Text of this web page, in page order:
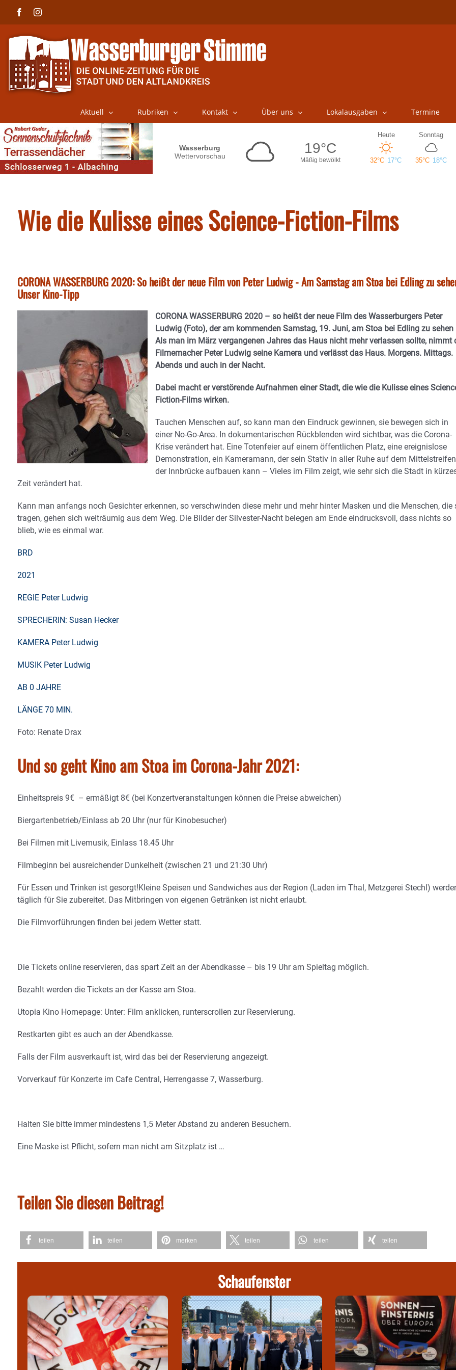
FacebookInstagram
Aktuell Rubriken Kontakt Über uns Lokalausgaben Termine
Wie die Kulisse eines Science-Fiction-Films
CORONA WASSERBURG 2020: So heißt der neue Film von Peter Ludwig - Am Samstag am Stoa bei Edling zu
Unser Kino-Tipp
CORONA WASSERBURG 2020 – so heißt der neue Film des Wasserburgers Peter
Ludwig (Foto), der am kommenden Samstag, 19. Juni, am Stoa bei Edling zu sehen
Als man im März vergangenen Jahres das Haus nicht mehr verlassen sollte, nimmt
Filmemacher Peter Ludwig seine Kamera und verlässt das Haus. Morgens. Mittags.
Abends und auch in der Nacht.
Dabei macht er verstörende Aufnahmen einer Stadt, die wie die Kulisse eines
Fiction-Films wirken.
Tauchen Menschen auf, so kann man den Eindruck gewinnen, sie bewegen sich in
einer No-Go-Area. In dokumentarischen Rückblenden wird sichtbar, was die Corona-
Krise verändert hat. Eine Totenfeier auf einem öffentlichen Platz, eine ereignislose
Demonstration, ein Kameramann, der sein Stativ in aller Ruhe auf dem Mittelstreifen
der Innbrücke aufbauen kann – Vieles im Film zeigt, wie sehr sich die Stadt in
Zeit verändert hat.
Kann man anfangs noch Gesichter erkennen, so verschwinden diese mehr und mehr hinter Masken und die Menschen, die
tragen, gehen sich weiträumig aus dem Weg. Die Bilder der Silvester-Nacht belegen am Ende eindrucksvoll, dass nichts so
blieb, wie es einmal war.
BRD
2021
REGIE Peter Ludwig
SPRECHERIN: Susan Hecker
KAMERA Peter Ludwig
MUSIK Peter Ludwig
AB 0 JAHRE
LÄNGE 70 MIN.
Foto: Renate Drax
Und so geht Kino am Stoa im Corona-Jahr 2021:
Einheitspreis 9€ – ermäßigt 8€ (bei Konzertveranstaltungen können die Preise abweichen)
Biergartenbetrieb/Einlass ab 20 Uhr (nur für Kinobesucher)
Bei Filmen mit Livemusik, Einlass 18.45 Uhr
Filmbeginn bei ausreichender Dunkelheit (zwischen 21 und 21:30 Uhr)
Für Essen und Trinken ist gesorgt!Kleine Speisen und Sandwiches aus der Region (Laden im Thal, Metzgerei Stechl)
täglich für Sie zubereitet. Das Mitbringen von eigenen Getränken ist nicht erlaubt.
Die Filmvorführungen finden bei jedem Wetter statt.
Die Tickets online reservieren, das spart Zeit an der Abendkasse – bis 19 Uhr am Spieltag möglich.
Bezahlt werden die Tickets an der Kasse am Stoa.
Utopia Kino Homepage: Unter: Film anklicken, runterscrollen zur Reservierung.
Restkarten gibt es auch an der Abendkasse.
Falls der Film ausverkauft ist, wird das bei der Reservierung angezeigt.
Vorverkauf für Konzerte im Cafe Central, Herrengasse 7, Wasserburg.
Halten Sie bitte immer mindestens 1,5 Meter Abstand zu anderen Besuchern.
Eine Maske ist Pflicht, sofern man nicht am Sitzplatz ist …
Teilen Sie diesen Beitrag!
teilen teilen merken teilen teilen teilen
Schaufenster